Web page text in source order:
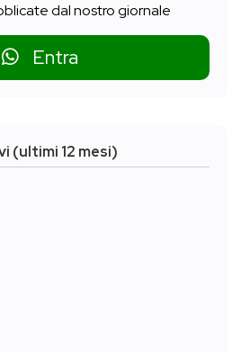
dal nostro giornale
Entra
(ultimi 12 mesi)